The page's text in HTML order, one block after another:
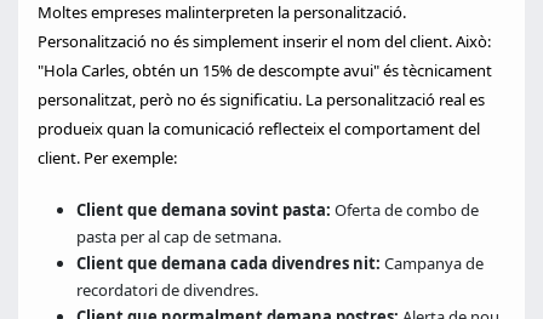
Moltes empreses malinterpreten la personalització.
Personalització no és simplement inserir el nom del client. Això:
"Hola Carles, obtén un 15% de descompte avui" és tècnicament
personalitzat, però no és significatiu. La personalització real es
produeix quan la comunicació reflecteix el comportament del
client. Per exemple:
Client que demana sovint pasta: Oferta de combo de
pasta per al cap de setmana.
Client que demana cada divendres nit: Campanya de
recordatori de divendres.